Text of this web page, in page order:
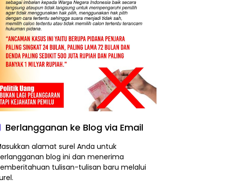
Berlangganan ke Blog via Email
alamat surel Anda untuk
blog ini dan menerima
tulisan-tulisan baru melalui